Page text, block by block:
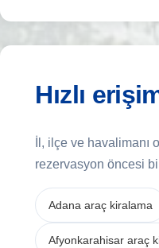
Hızlı
İl, ilçe ve havalimanı
rezervasyon öncesi
Adana araç kiralama
Afyonkarahisar araç